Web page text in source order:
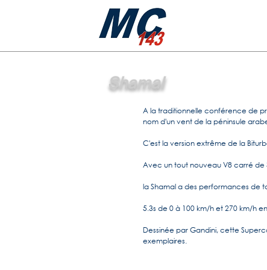
Shamal
A la traditionnelle conférence de
nom d'un vent de la péninsule
C'est la version extrême de la
Avec un tout nouveau V8 carré de
la Shamal a des performances de
5.3s de 0 à 100 km/h et 270 km/h
Dessinée par Gandini, cette
exemplaires.